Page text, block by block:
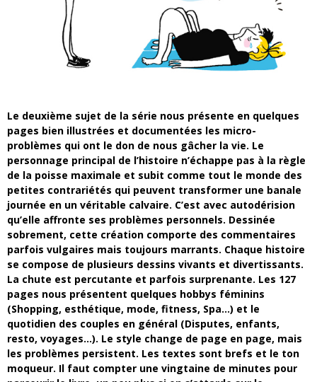
Le deuxième sujet de la série nous présente en quelques
pages bien illustrées et documentées les micro-
problèmes qui ont le don de nous gâcher la vie. Le
personnage principal de l’histoire n’échappe pas à la règle
de la poisse maximale et subit comme tout le monde des
petites contrariétés qui peuvent transformer une banale
journée en un véritable calvaire. C’est avec autodérision
qu’elle affronte ses problèmes personnels. Dessinée
sobrement, cette création comporte des commentaires
parfois vulgaires mais toujours marrants. Chaque histoire
se compose de plusieurs dessins vivants et divertissants.
La chute est percutante et parfois surprenante. Les 127
pages nous présentent quelques hobbys féminins
(Shopping, esthétique, mode, fitness, Spa…) et le
quotidien des couples en général (Disputes, enfants,
resto, voyages…). Le style change de page en page, mais
les problèmes persistent. Les textes sont brefs et le ton
moqueur. Il faut compter une vingtaine de minutes pour